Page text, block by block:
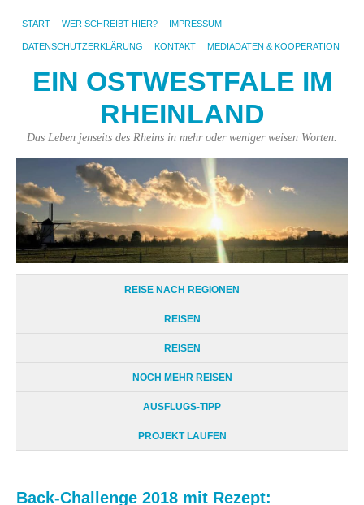
START WER SCHREIBT HIER? IMPRESSUM
DATENSCHUTZERKLÄRUNG KONTAKT MEDIADATEN & KOOPERATION
EIN OSTWESTFALE IM
RHEINLAND
Das Leben jenseits des Rheins in mehr oder weniger weisen Worten.
REISE NACH REGIONEN
REISEN
REISEN
NOCH MEHR REISEN
AUSFLUGS-TIPP
PROJEKT LAUFEN
Back-Challenge 2018 mit Rezept: